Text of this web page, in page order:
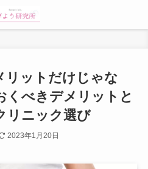
リットだけじゃな
くべきデメリットと
リニック選び
2023年1月20日